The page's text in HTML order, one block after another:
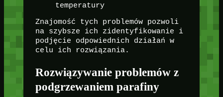
temperatury
Znajomość tych problemów pozwoli
na szybsze ich zidentyfikowanie i
podjęcie odpowiednich działań w
celu ich rozwiązania.
Rozwiązywanie problemów z
podgrzewaniem parafiny